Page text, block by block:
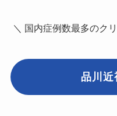
＼ 国内症例数最多のク
品川近